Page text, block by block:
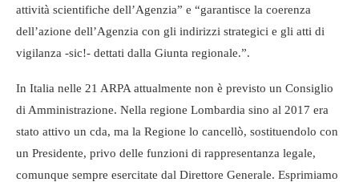
attività scientifiche dell’Agenzia” e “garantisce la coerenza
dell’azione dell’Agenzia con gli indirizzi strategici e gli atti di
vigilanza -sic!- dettati dalla Giunta regionale.”.
In Italia nelle 21 ARPA attualmente non è previsto un Consiglio
di Amministrazione. Nella regione Lombardia sino al 2017 era
stato attivo un cda, ma la Regione lo cancellò, sostituendolo con
un Presidente, privo delle funzioni di rappresentanza legale,
comunque sempre esercitate dal Direttore Generale. Esprimiamo